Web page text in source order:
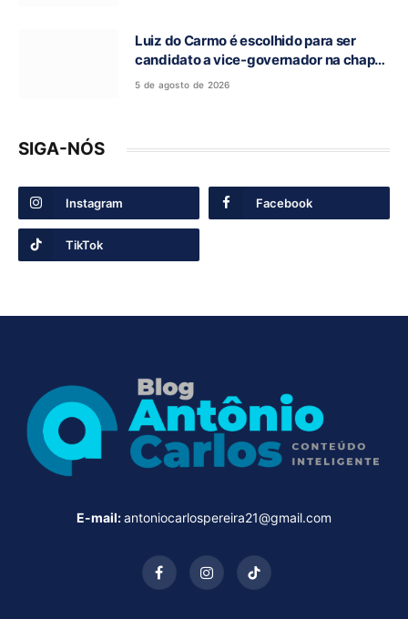
Luiz do Carmo é escolhido para ser
candidato a vice-governador na chapa
de Daniel Vilela
5 de agosto de 2026
SIGA-NÓS
Instagram Facebook
TikTok
E-mail:antoniocarlospereira21@gmail.com
FacebookInstagramTikTok